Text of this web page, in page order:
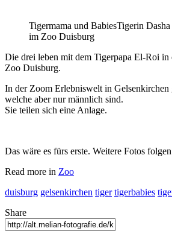
Tigermama und BabiesTigerin
im Zoo Duisburg
Die drei leben mit dem Tigerpapa El-Roi in
Zoo Duisburg.
In der Zoom Erlebniswelt in Gelsenkirchen
welche aber nur männlich sind.
Sie teilen sich eine Anlage.
Das wäre es fürs erste. Weitere Fotos
Read more in Zoo
duisburg gelsenkirchen tiger tigerbabies
Share